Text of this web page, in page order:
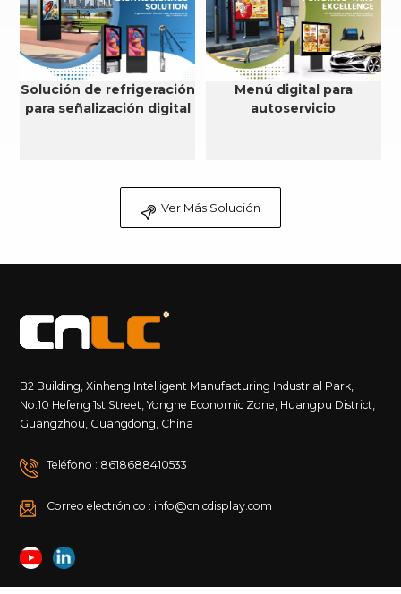
Solución de refrigeración
para señalización digital
Menú digital para
autoservicio
Ver Más Solución
B2 Building, Xinheng Intelligent Manufacturing Industrial Park,
No.10 Hefeng 1st Street, Yonghe Economic Zone, Huangpu District,
Guangzhou, Guangdong, China
Teléfono : 8618688410533
Correo electrónico : info@cnlcdisplay.com